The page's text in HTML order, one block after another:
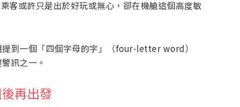
客或許只是出於好玩或無心，卻在機艙這個高度敏
到一個「四個字母的字」（four-letter word）
訊之一。
再出發